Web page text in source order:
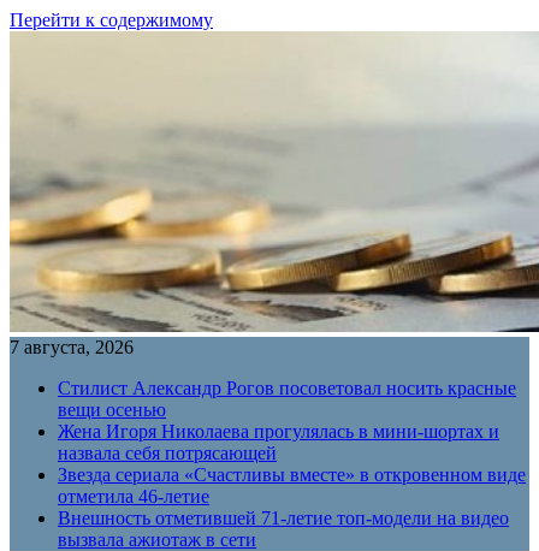
Перейти к содержимому
7 августа, 2026
Стилист Александр Рогов посоветовал носить красные
вещи осенью
Жена Игоря Николаева прогулялась в мини-шортах и
назвала себя потрясающей
Звезда сериала «Счастливы вместе» в откровенном виде
отметила 46-летие
Внешность отметившей 71-летие топ-модели на видео
вызвала ажиотаж в сети